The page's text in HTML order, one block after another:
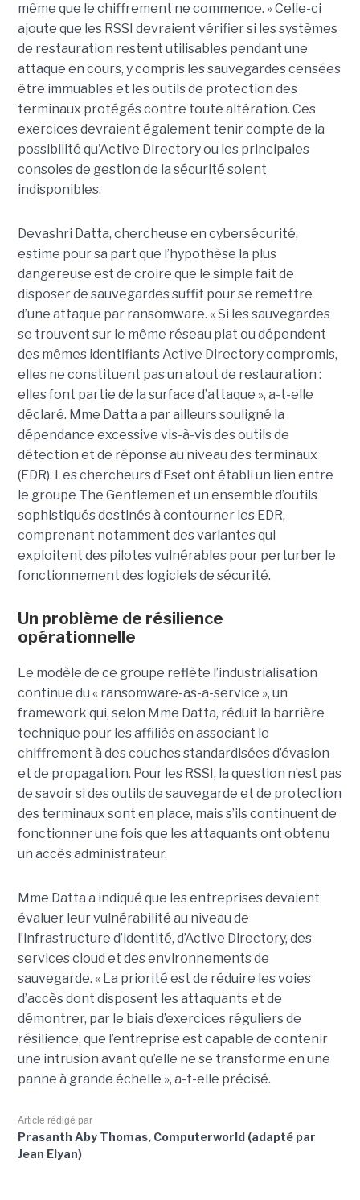
même que le chiffrement ne commence. » Celle-ci
ajoute que les RSSI devraient vérifier si les systèmes
de restauration restent utilisables pendant une
attaque en cours, y compris les sauvegardes censées
être immuables et les outils de protection des
terminaux protégés contre toute altération. Ces
exercices devraient également tenir compte de la
possibilité qu'Active Directory ou les principales
consoles de gestion de la sécurité soient
indisponibles.
Devashri Datta, chercheuse en cybersécurité,
estime pour sa part que l’hypothèse la plus
dangereuse est de croire que le simple fait de
disposer de sauvegardes suffit pour se remettre
d’une attaque par ransomware. « Si les sauvegardes
se trouvent sur le même réseau plat ou dépendent
des mêmes identifiants Active Directory compromis,
elles ne constituent pas un atout de restauration :
elles font partie de la surface d’attaque », a-t-elle
déclaré. Mme Datta a par ailleurs souligné la
dépendance excessive vis-à-vis des outils de
détection et de réponse au niveau des terminaux
(EDR). Les chercheurs d’Eset ont établi un lien entre
le groupe The Gentlemen et un ensemble d’outils
sophistiqués destinés à contourner les EDR,
comprenant notamment des variantes qui
exploitent des pilotes vulnérables pour perturber le
fonctionnement des logiciels de sécurité.
Un problème de résilience
opérationnelle
Le modèle de ce groupe reflète l’industrialisation
continue du « ransomware-as-a-service », un
framework qui, selon Mme Datta, réduit la barrière
technique pour les affiliés en associant le
chiffrement à des couches standardisées d’évasion
et de propagation. Pour les RSSI, la question n’est pas
de savoir si des outils de sauvegarde et de protection
des terminaux sont en place, mais s’ils continuent de
fonctionner une fois que les attaquants ont obtenu
un accès administrateur.
Mme Datta a indiqué que les entreprises devaient
évaluer leur vulnérabilité au niveau de
l’infrastructure d’identité, d’Active Directory, des
services cloud et des environnements de
sauvegarde. « La priorité est de réduire les voies
d’accès dont disposent les attaquants et de
démontrer, par le biais d’exercices réguliers de
résilience, que l’entreprise est capable de contenir
une intrusion avant qu’elle ne se transforme en une
panne à grande échelle », a-t-elle précisé.
Article rédigé par
Prasanth Aby Thomas, Computerworld (adapté par
Jean Elyan)